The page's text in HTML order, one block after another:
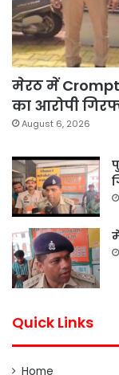
मेरठ में
का आरोपी
August 6, 2026
Quick Links
Home